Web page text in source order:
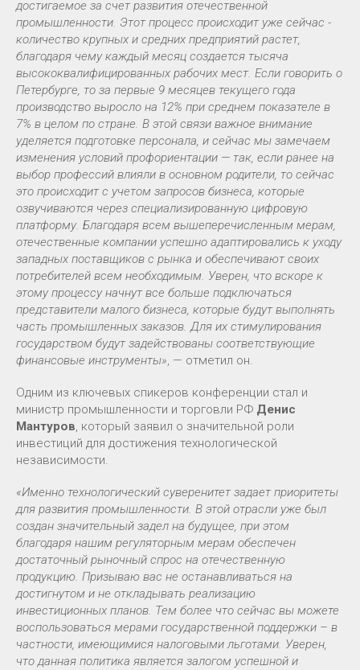
достигаемое за счет развития отечественной
промышленности. Этот процесс происходит уже сейчас -
количество крупных и средних предприятий растет,
благодаря чему каждый месяц создается тысяча
высококвалифицированных рабочих мест. Если говорить о
Петербурге, то за первые 9 месяцев текущего года
производство выросло на 12% при среднем показателе в
7% в целом по стране. В этой связи важное внимание
уделяется подготовке персонала, и сейчас мы замечаем
изменения условий профориентации — так, если ранее на
выбор профессий влияли в основном родители, то сейчас
это происходит с учетом запросов бизнеса, которые
озвучиваются через специализированную цифровую
платформу. Благодаря всем вышеперечисленным мерам,
отечественные компании успешно адаптировались к уходу
западных поставщиков с рынка и обеспечивают своих
потребителей всем необходимым. Уверен, что вскоре к
этому процессу начнут все больше подключаться
представители малого бизнеса, которые будут выполнять
часть промышленных заказов. Для их стимулирования
государством будут задействованы соответствующие
финансовые инструменты», — отметил он.
Одним из ключевых спикеров конференции стал и
министр промышленности и торговли РФ Денис
Мантуров, который заявил о значительной роли
инвестиций для достижения технологической
независимости.
«Именно технологический суверенитет задает приоритеты
для развития промышленности. В этой отрасли уже был
создан значительный задел на будущее, при этом
благодаря нашим регуляторным мерам обеспечен
достаточный рыночный спрос на отечественную
продукцию. Призываю вас не останавливаться на
достигнутом и не откладывать реализацию
инвестиционных планов. Тем более что сейчас вы можете
воспользоваться мерами государственной поддержки – в
частности, имеющимися налоговыми льготами. Уверен,
что данная политика является залогом успешной и